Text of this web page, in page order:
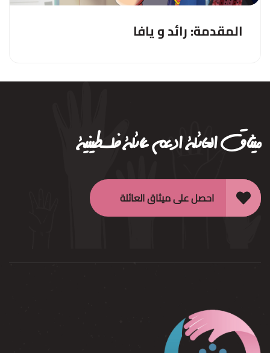
المقدمة: رائد و يافا
ميثاق العائلةادعم عائلة فلسطينية
احصل على ميثاق العائلة